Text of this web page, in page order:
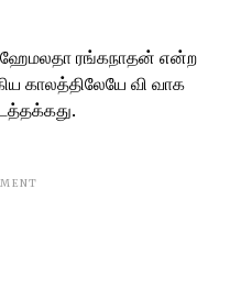
ஹேமலதா ரங்கநாதன் என்ற
காலத்திலேயே வி வாக